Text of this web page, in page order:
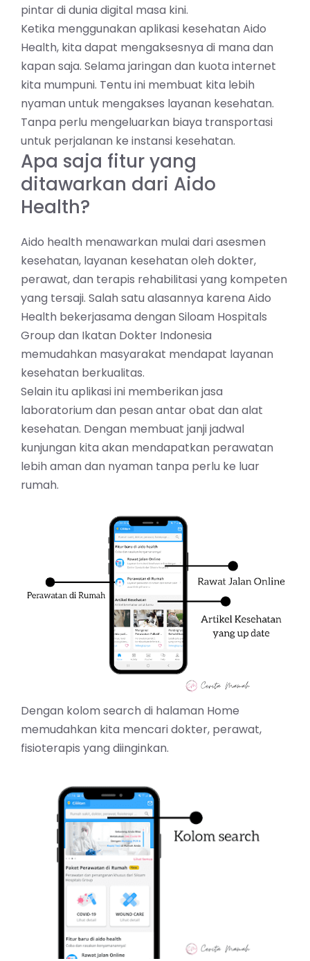
pintar di dunia digital masa kini.
Ketika menggunakan aplikasi kesehatan Aido
Health, kita dapat mengaksesnya di mana dan
kapan saja. Selama jaringan dan kuota internet
kita mumpuni. Tentu ini membuat kita lebih
nyaman untuk mengakses layanan kesehatan.
Tanpa perlu mengeluarkan biaya transportasi
untuk perjalanan ke instansi kesehatan.
Apa saja fitur yang
ditawarkan dari Aido
Health?
Aido health menawarkan mulai dari asesmen
kesehatan, layanan kesehatan oleh dokter,
perawat, dan terapis rehabilitasi yang kompeten
yang tersaji. Salah satu alasannya karena Aido
Health bekerjasama dengan Siloam Hospitals
Group dan Ikatan Dokter Indonesia
memudahkan masyarakat mendapat layanan
kesehatan berkualitas.
Selain itu aplikasi ini memberikan jasa
laboratorium dan pesan antar obat dan alat
kesehatan. Dengan membuat janji jadwal
kunjungan kita akan mendapatkan perawatan
lebih aman dan nyaman tanpa perlu ke luar
rumah.
Dengan kolom search di halaman Home
memudahkan kita mencari dokter, perawat,
fisioterapis yang diinginkan.